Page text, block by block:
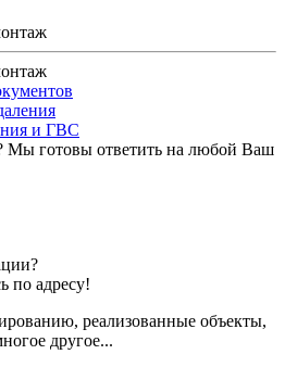
и ГВС
Мы готовы ответить на любой Ваш
по адресу!
реализованные объекты,
другое...